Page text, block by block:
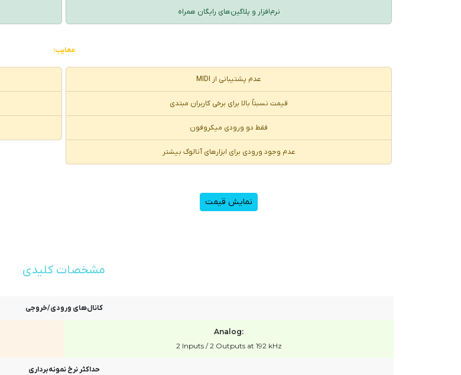
نرم‌افزار و پلاگین‌های رایگان همراه
معایب:
عدم پشتیبانی از MIDI
قیمت نسبتاً بالا برای برخی کاربران مبتدی
فقط دو ورودی میکروفون
عدم وجود ورودی برای ابزارهای آنالوگ بیشتر
نمایش قیمت
مشخصات کلیدی
کانال‌های ورودی/خروجی
Analog:
2 Inputs / 2 Outputs at 192 kHz
حداکثر نرخ نمونه‌برداری